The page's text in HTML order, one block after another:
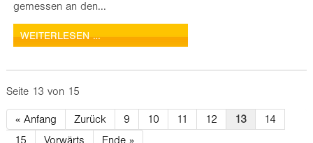
gemessen an den...
WEITERLESEN …
Seite 13 von 15
« Anfang Zurück 9 10 11 12 13
14
15
Vorwärts Ende »